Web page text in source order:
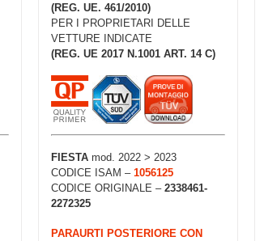
(REG. UE. 461/2010)
PER I PROPRIETARI DELLE
VETTURE INDICATE
(REG. UE 2017 N.1001 ART. 14 C)
FIESTAmod. 2022 > 2023
CODICE ISAM – 1056125
CODICE ORIGINALE – 2338461-
2272325
PARAURTI POSTERIORE CON